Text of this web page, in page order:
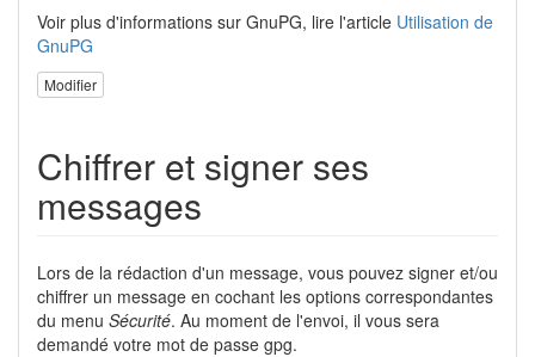
Voir plus d'informations sur GnuPG, lire l'article Utilisation de
GnuPG
Modifier
Chiffrer et signer ses
messages
Lors de la rédaction d'un message, vous pouvez signer et/ou
chiffrer un message en cochant les options correspondantes
du menu Sécurité. Au moment de l'envoi, il vous sera
demandé votre mot de passe gpg.